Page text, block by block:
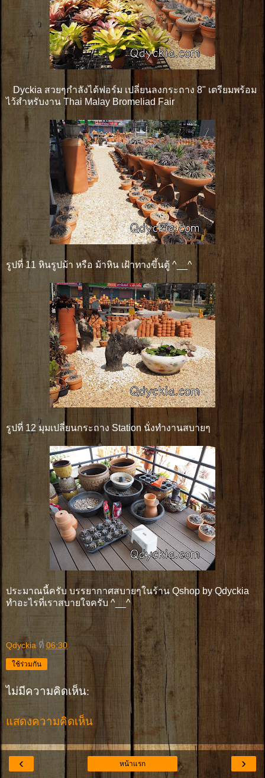
Dyckia สวยๆกำลังได้ฟอร์ม เปลี่ยนลงกระถาง 8" เตรียมพร้อม
ไว้สำหรับงาน Thai Malay Bromeliad Fair
รูปที่ 11 หินรูปม้า หรือ ม้าหิน เฝ้าทางขึ้นตู้ ^__^
รูปที่ 12 มุมเปลี่ยนกระถาง Station นั่งทำงานสบายๆ
ประมาณนี้ครับ บรรยากาศสบายๆในร้าน Qshop by Qdyckia
ทำอะไรที่เราสบายใจครับ ^__^
Qdyckia ที่ 06:30
ใช้ร่วมกัน
ไม่มีความคิดเห็น:
แสดงความคิดเห็น
‹ ›
หน้าแรก